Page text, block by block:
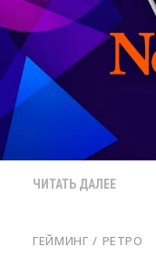
ЧИТАТЬ ДАЛЕЕ
ГЕЙМИНГ / РЕТРО